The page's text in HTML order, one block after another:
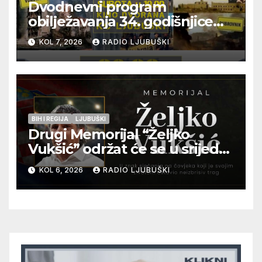
Dvodnevni program
obilježavanja 34. godišnjice
pogibije generala Blaža
Kraljevića i osmorice
pripadnika HOS-a
KOL 7, 2026 RADIO LJUBUŠKI
BIH I REGIJA LJUBUŠKI
Drugi Memorijal “Željko
Vukšić” održat će se u srijedu
12. kolovoza u Otoku
KOL 6, 2026 RADIO LJUBUŠKI